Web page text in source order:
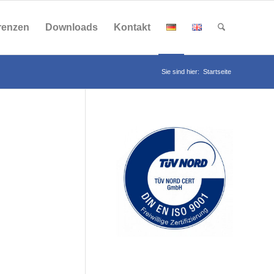
Downloads Kontakt
Sie sind hier: Startseite